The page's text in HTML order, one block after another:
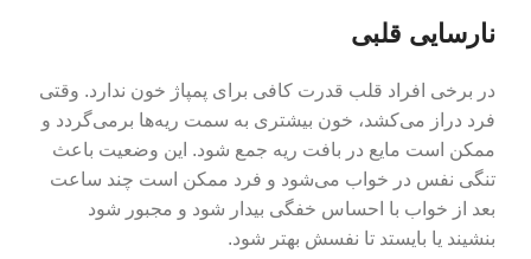
نارسایی قلبی
در برخی افراد قلب قدرت کافی برای پمپاژ خون ندارد. وقتی
فرد دراز می‌کشد، خون بیشتری به سمت ریه‌ها برمی‌گردد و
ممکن است مایع در بافت ریه جمع شود. این وضعیت باعث
تنگی نفس در خواب می‌شود و فرد ممکن است چند ساعت
بعد از خواب با احساس خفگی بیدار شود و مجبور شود
بنشیند یا بایستد تا نفسش بهتر شود.